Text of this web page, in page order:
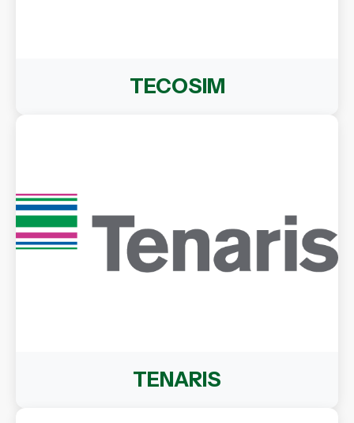
TECOSIM
TENARIS